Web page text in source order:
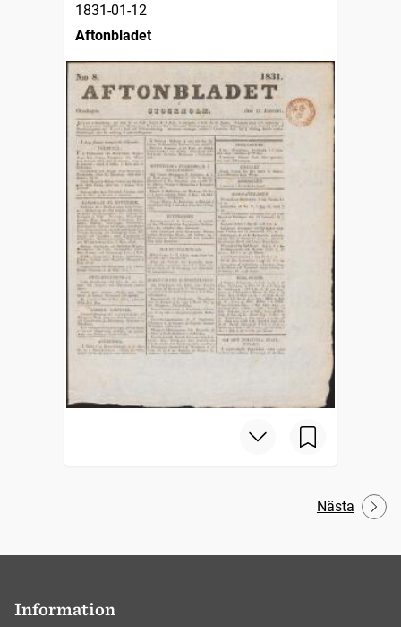
1831-01-12
Aftonbladet
Nästa
Information